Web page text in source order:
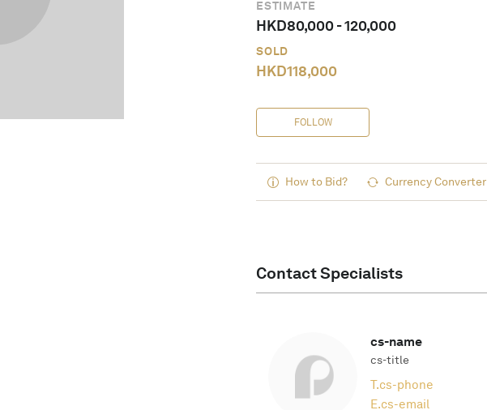
ESTIMATE
HKD80,000-120,000
SOLD
HKD118,000
FOLLOW
How to Bid? Currency Converter
Contact Specialists
cs-name
cs-title
T.cs-phone
E.cs-email